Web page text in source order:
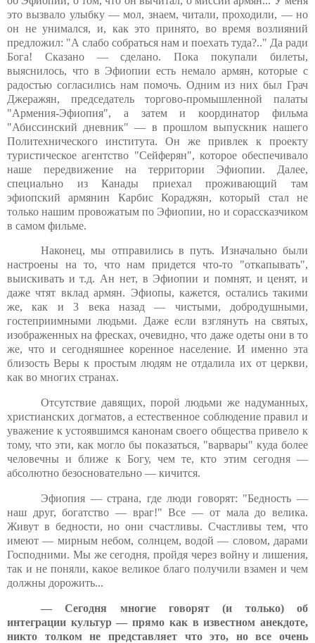
это вызвало улыбку — мол, знаем, читали, проходили, — но
он не унимался, и, как это принято, во время возлияний
предложил: "А слабо собраться нам и поехать туда?.." Да ради
Бога! Сказано — сделано. Пока покупали билеты,
выяснилось, что в Эфиопии есть немало армян, которые с
радостью согласились нам помочь. Одним из них был Грач
Джеражян, председатель торгово-промышленной палаты
"Армения-Эфиопия", а затем и координатор фильма
"Абиссинский дневник" — в прошлом выпускник нашего
Политехнического института. Он же привлек к проекту
туристическое агентство "Сейферян", которое обеспечивало
наше передвижение на территории Эфиопии. Далее,
специально из Канады приехал проживающий там
эфиопский армянин Карбис Кораджян, который стал не
только нашим провожатым по Эфиопии, но и сорассказчиком
в самом фильме.
Наконец, мы отправились в путь. Изначально были
настроены на то, что нам придется что-то "откапывать",
выискивать и т.д. Ан нет, в Эфиопии и помнят, и ценят, и
даже чтят вклад армян. Эфиопы, кажется, остались такими
же, как и 3 века назад — чистыми, добродушными,
гостеприимными людьми. Даже если взглянуть на святых,
изображенных на фресках, очевидно, что даже одеты они в то
же, что и сегодняшнее коренное население. И именно эта
близость Веры к простым людям не отдалила их от церкви,
как во многих странах.
Отсутствие давящих, порой людьми же надуманных,
христианских догматов, а естественное соблюдение правил и
уважение к устоявшимся канонам своего общества привело к
тому, что эти, как могло бы показаться, "варвары" куда более
человечны и ближе к Богу, чем те, кто этим сегодня —
абсолютно безосновательно — кичится.
Эфиопия — страна, где люди говорят: "Бедность —
наш друг, богатство — враг!" Все — от мала до велика.
Живут в бедности, но они счастливы. Счастливы тем, что
имеют — мирным небом, солнцем, водой — словом, дарами
Господними. Мы же сегодня, пройдя через войну и лишения,
так и не поняли, какое великое благо получили взамен и чем
должны дорожить...
— Сегодня многие говорят (и только) об
интеграции культур — прямо как в известном анекдоте,
никто толком не представляет что это, но все очень